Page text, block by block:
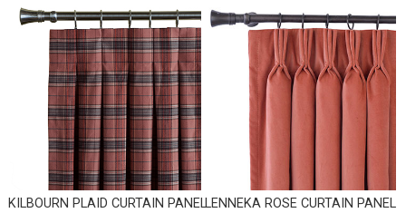
KILBOURN PLAID CURTAIN PANELLENNEKA ROSE CURTAIN PANEL